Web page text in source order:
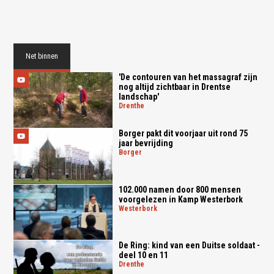
Net binnen
'De contouren van het massagraf zijn
nog altijd zichtbaar in Drentse
landschap'
drenthe
Borger pakt dit voorjaar uit rond 75
jaar bevrijding
borger
102.000 namen door 800 mensen
voorgelezen in Kamp Westerbork
westerbork
De Ring: kind van een Duitse soldaat -
deel 10 en 11
drenthe